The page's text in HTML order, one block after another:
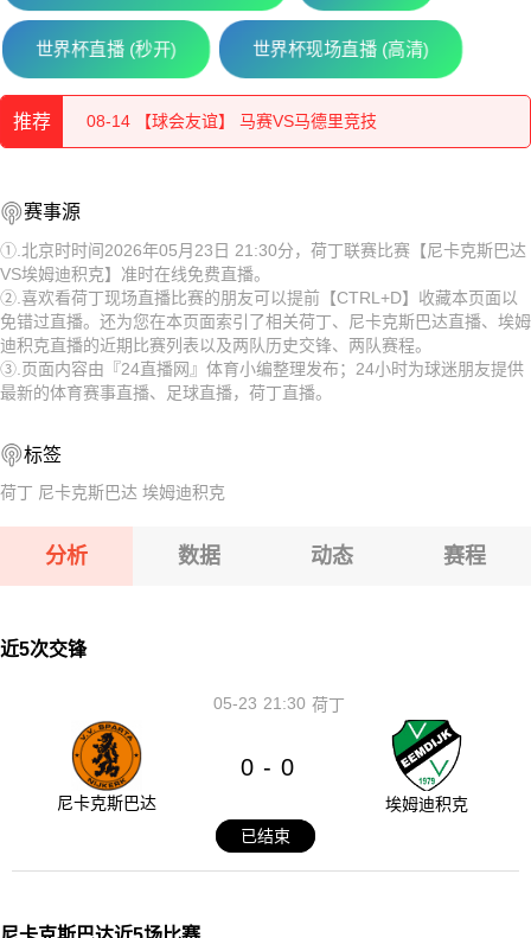
世界杯直播 (秒开) 世界杯现场直播 (高清)
推荐
08-14 【波兰丁】 哥伦布猎鹰VS登比察
08-14 【波兰丁】 马佐维亚明斯克VS维亚扎布基
08-14 【球会友谊】 马赛VS马德里竞技
08-14 【罗甲】 沃伦塔利VS佩特罗鲁
08-14 【斯亚乙】 耶塞尼采VS波萨维吉
08-14 【乌兹超】 克孜勒库姆VS马沙尔
08-14 【波兰丁】 马佐维亚明斯克VS维亚扎布基
08-14 【球会友谊】 马赛VS马德里竞技
08-14 【立陶乙】 BENFAVS黑格曼利图恩B队
08-14 【斯亚乙】 耶塞尼采VS波萨维吉
赛事源
①.北京时时间2026年05月23日 21:30分，荷丁联赛比赛【尼卡克斯巴达
VS埃姆迪积克】准时在线免费直播。
②.喜欢看荷丁现场直播比赛的朋友可以提前【CTRL+D】收藏本页面以
免错过直播。还为您在本页面索引了相关荷丁、尼卡克斯巴达直播、埃姆
迪积克直播的近期比赛列表以及两队历史交锋、两队赛程。
③.页面内容由『24直播网』体育小编整理发布；24小时为球迷朋友提供
最新的体育赛事直播、足球直播，荷丁直播。
标签
荷丁 尼卡克斯巴达 埃姆迪积克
分析 数据 动态 赛程
近5次交锋
21:30
05-23 荷丁
尼卡克斯巴达
0 - 0
埃姆迪积克
已结束